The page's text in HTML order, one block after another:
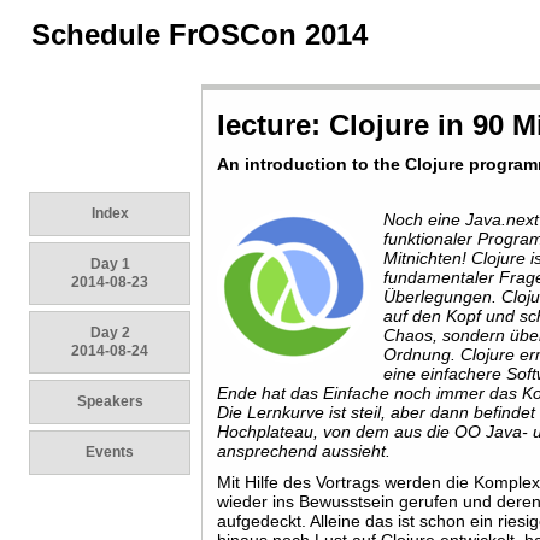
Schedule FrOSCon 2014
Index
Day 1
2014-08-23
Day 2
2014-08-24
Speakers
Events
lecture: Clojure in 90
An introduction to the Clojure
Noch eine
funktionaler
Mitnichten! Clojure
fundamentaler
Überlegungen.
auf den Kopf und
Chaos, sondern
Ordnung. Clojure
eine einfachere
Ende hat das Einfache noch immer das
Die Lernkurve ist steil, aber dann
Hochplateau, von dem aus die OO Java-
ansprechend aussieht.
Mit Hilfe des Vortrags werden die
wieder ins Bewusstsein gerufen und
aufgedeckt. Alleine das ist schon ein